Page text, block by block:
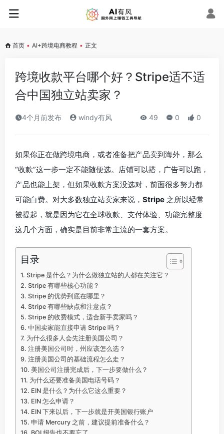
首页 • AI+跨境电商教程 • 正文
跨境收款平台哪个好？Stripe适不适
合中国独立站卖家？
4个月前发布 windy有风 49 0 0
如果你正在做跨境电商，或者准备把产品卖到海外，那么
“收款”这一步一定不能随便选。店铺可以搭，广告可以跑，
产品也能上架，但如果收款方案没选对，前面很多努力都
可能白费。对大多数独立站卖家来说， Stripe 之所以经常
被提起，就是因为它在全球收款、支付体验、功能完整度
这几个方面，确实是目前非常主流的一套方案。
目录
Stripe 是什么？为什么做独立站的人都在关注它？
Stripe 有哪些核心功能？
Stripe 的优势到底在哪里？
Stripe 有哪些缺点和注意点？
Stripe 的收费模式，适合新手卖家吗？
中国卖家能直接申请 Stripe 吗？
为什么很多人会先注册美国公司？
注册美国公司时，州应该怎么选？
注册美国公司的基础流程怎么走？
美国公司注册完成后，下一步要做什么？
为什么还要准备美国电话号码？
EIN 是什么？为什么它这么重要？
EIN 怎么申请？
EIN 下来以后，下一步就是开美国银行账户
申请 Mercury 之前，建议提前准备什么？